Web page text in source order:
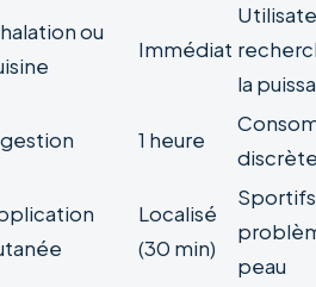
ou
Immédiat
la
1 heure
Localisé
(30 min)
peau